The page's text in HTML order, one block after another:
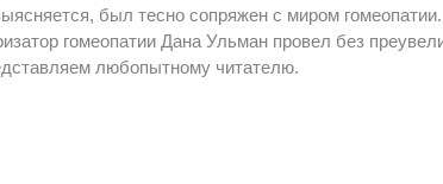
был тесно сопряжен с миром
гомеопатии Дана Ульман провел без
любопытному читателю.